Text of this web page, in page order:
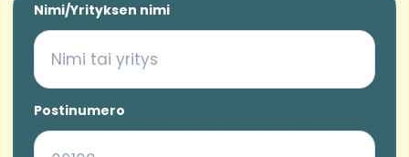
Nimi/Yrityksen nimi
Postinumero